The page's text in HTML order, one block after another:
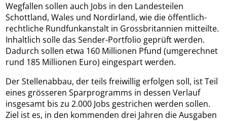
Wegfallen sollen auch Jobs in den Landesteilen
Schottland, Wales und Nordirland, wie die öffentlich-
rechtliche Rundfunkanstalt in Grossbritannien mitteilte.
Inhaltlich solle das Sender-Portfolio geprüft werden.
Dadurch sollen etwa 160 Millionen Pfund (umgerechnet
rund 185 Millionen Euro) eingespart werden.
Der Stellenabbau, der teils freiwillig erfolgen soll, ist Teil
eines grösseren Sparprogramms in dessen Verlauf
insgesamt bis zu 2.000 Jobs gestrichen werden sollen.
Ziel ist es, in den kommenden drei Jahren die Ausgaben